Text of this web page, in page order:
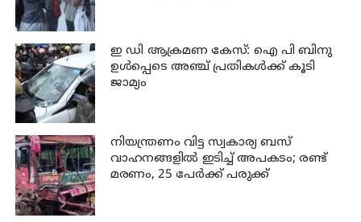
ഇ ഡി ആക്രമണ കേസ്: ഐ പി ബിനു
ഉള്‍പ്പെടെ അഞ്ച് പ്രതികള്‍ക്ക് കൂടി
ജാമ്യം
നിയന്ത്രണം വിട്ട സ്വകാര്യ ബസ്
വാഹനങ്ങളില്‍ ഇടിച്ച് അപകടം; രണ്ട്
മരണം, 25 പേർക്ക് പരുക്ക്